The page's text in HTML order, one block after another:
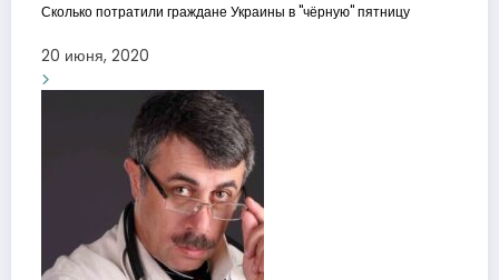
Сколько потратили граждане Украины в "чёрную" пятницу
20 июня, 2020